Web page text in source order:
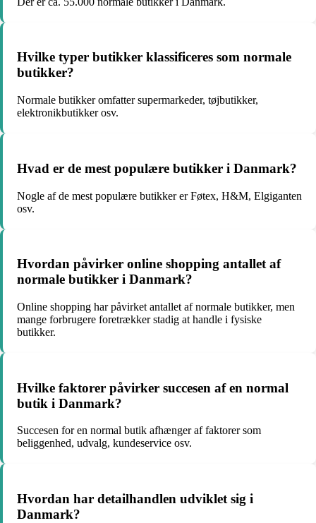
Hvilke typer butikker klassificeres som normale
butikker?
Normale butikker omfatter supermarkeder, tøjbutikker,
elektronikbutikker osv.
Hvad er de mest populære butikker i Danmark?
Nogle af de mest populære butikker er Føtex, H&M, Elgiganten
osv.
Hvordan påvirker online shopping antallet af
normale butikker i Danmark?
Online shopping har påvirket antallet af normale butikker, men
mange forbrugere foretrækker stadig at handle i fysiske
butikker.
Hvilke faktorer påvirker succesen af en normal
butik i Danmark?
Succesen for en normal butik afhænger af faktorer som
beliggenhed, udvalg, kundeservice osv.
Hvordan har detailhandlen udviklet sig i
Danmark?